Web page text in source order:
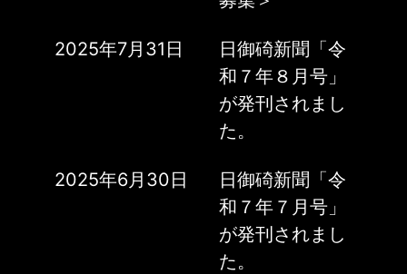
2025年7月31日
日御碕新聞「令
和７年８月号」
が発刊されまし
た。
2025年6月30日
日御碕新聞「令
和７年７月号」
が発刊されまし
た。